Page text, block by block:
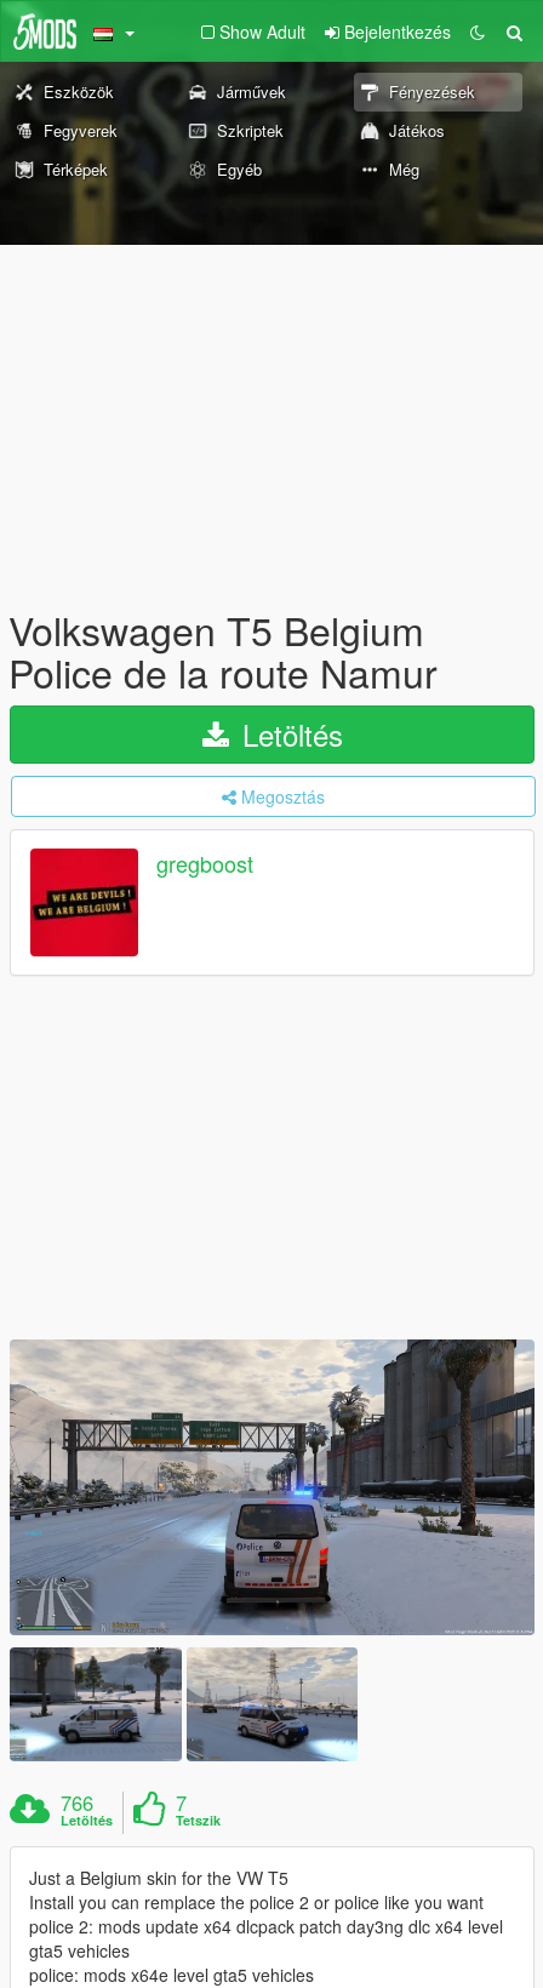
Show Adult Bejelentkezés
Eszközök Járművek
Fényezések
Fegyverek
Szkriptek
Játékos
Térképek
Egyéb Még
Volkswagen T5 Belgium
Police de la route Namur
Letöltés
Megosztás
gregboost
766
Letöltés
7
Tetszik
Just a Belgium skin for the VW T5
Install you can remplace the police 2 or police like you want
police 2: mods update x64 dlcpack patch day3ng dlc x64 level
gta5 vehicles
police: mods x64e level gta5 vehicles